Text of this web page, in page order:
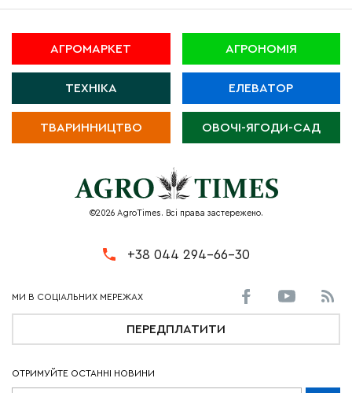
АГРОМАРКЕТ АГРОНОМІЯ
ТЕХНІКА ЕЛЕВАТОР
ТВАРИННИЦТВО ОВОЧІ-ЯГОДИ-САД
©2026 AgroTimes. Всі права застережено.
+38 044 294-66-30
ПЕРЕДПЛАТИТИ
ОТРИМУЙТЕ ОСТАННІ НОВИНИ